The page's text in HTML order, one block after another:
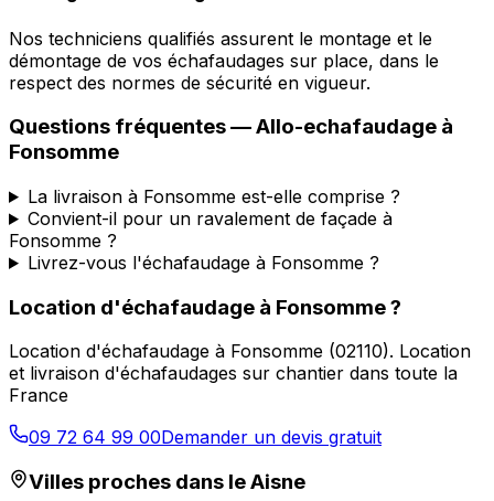
Nos techniciens qualifiés assurent le montage et le
démontage de vos échafaudages sur place, dans le
respect des normes de sécurité en vigueur.
Questions fréquentes —Allo-echafaudage à
Fonsomme
La livraison à Fonsomme est-elle comprise ?
Convient-il pour un ravalement de façade à
Fonsomme ?
Livrez-vous l'échafaudage à Fonsomme ?
Location d'échafaudage à Fonsomme?
Location d'échafaudage à Fonsomme (02110). Location
et livraison d'échafaudages sur chantier dans toute la
France
09 72 64 99 00Demander un devis gratuit
Villes proches dans leAisne